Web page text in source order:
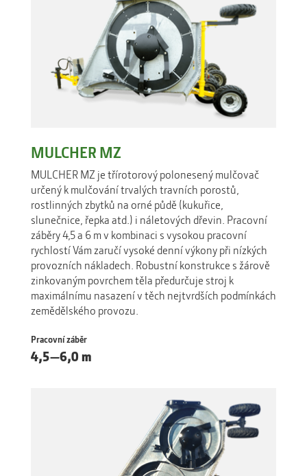
MULCHER MZ
MULCHER MZ je třírotorový polonesený mulčovač
určený k mulčování trvalých travních porostů,
rostlinných zbytků na orné půdě (kukuřice,
slunečnice, řepka atd.) i náletových dřevin. Pracovní
záběry 4,5 a 6 m v kombinaci s vysokou pracovní
rychlostí Vám zaručí vysoké denní výkony při nízkých
provozních nákladech. Robustní konstrukce s žárově
zinkovaným povrchem těla předurčuje stroj k
maximálnímu nasazení v těch nejtvrdších podmínkách
zemědělského provozu.
Pracovní záběr
4,5—6,0 m